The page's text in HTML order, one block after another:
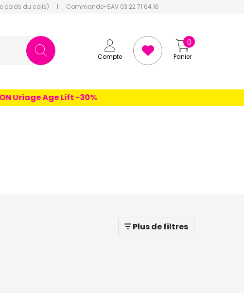
poids du colis) | Commande-SAV 03 22 71 64 16
Compte Panier
0
Uriage Age Lift -30%
Plus de filtres